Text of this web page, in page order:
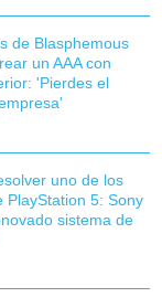
de Blasphemous
un AAA con
'Pierdes el
uno de los
PlayStation 5: Sony
sistema de